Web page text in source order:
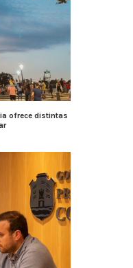
ofrece distintas